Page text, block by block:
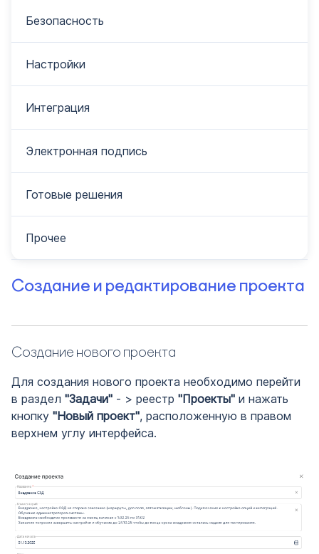
Безопасность
Настройки
Интеграция
Электронная подпись
Готовые решения
Прочее
Создание и редактирование проекта
Создание нового проекта
Для создания нового проекта необходимо перейти
в раздел "Задачи" - > реестр "Проекты" и нажать
кнопку "Новый проект", расположенную в правом
верхнем углу интерфейса.